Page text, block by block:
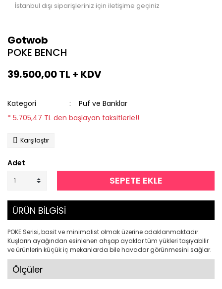
İstanbul dışı siparişleriniz için iletişime geçiniz
Gotwob
POKE BENCH
39.500,00 TL + KDV
Kategori
Puf ve Banklar
* 5.705,47 TL den başlayan taksitlerle!!
Karşılaştır
Adet
SEPETE EKLE
ÜRÜN BİLGİSİ
POKE Serisi, basit ve minimalist olmak üzerine odaklanmaktadır.
Kuşların ayağından esinlenen ahşap ayaklar tüm yükleri taşıyabilir
ve ürünlerin küçük iç mekanlarda bile havadar görünmesini sağlar.
Ölçüler